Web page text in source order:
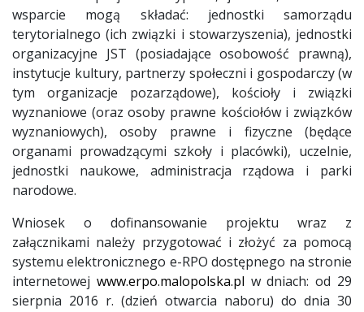
wsparcie mogą składać: jednostki samorządu
terytorialnego (ich związki i stowarzyszenia), jednostki
organizacyjne JST (posiadające osobowość prawną),
instytucje kultury, partnerzy społeczni i gospodarczy (w
tym organizacje pozarządowe), kościoły i związki
wyznaniowe (oraz osoby prawne kościołów i związków
wyznaniowych), osoby prawne i fizyczne (będące
organami prowadzącymi szkoły i placówki), uczelnie,
jednostki naukowe, administracja rządowa i parki
narodowe.
Wniosek o dofinansowanie projektu wraz z
załącznikami należy przygotować i złożyć za pomocą
systemu elektronicznego e-RPO dostępnego na stronie
internetowej www.erpo.malopolska.pl w dniach: od 29
sierpnia 2016 r. (dzień otwarcia naboru) do dnia 30